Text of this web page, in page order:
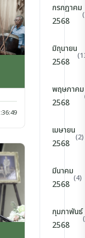
กรกฎาคม
2568
มิถุนายน
2568
พฤษภาคม
2568
เมษายน
2568
(2)
มีนาคม
2568
(4)
กุมภาพันธ์
2568